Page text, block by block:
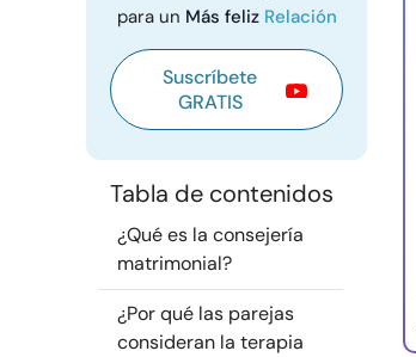
para un Más feliz Relación
Suscríbete
GRATIS
Tabla de contenidos
¿Qué es la consejería
matrimonial?
¿Por qué las parejas
consideran la terapia